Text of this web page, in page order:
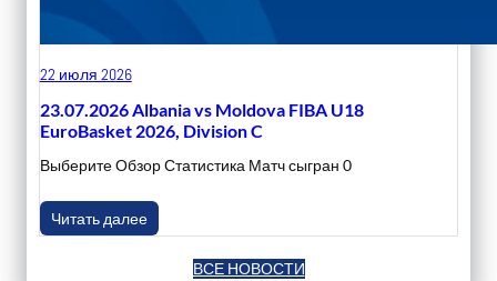
22 июля 2026
23.07.2026 Albania vs Moldova FIBA U18
EuroBasket 2026, Division C
Выберите Обзор Статистика Матч сыгран 0
Читать далее
ВСЕ НОВОСТИ